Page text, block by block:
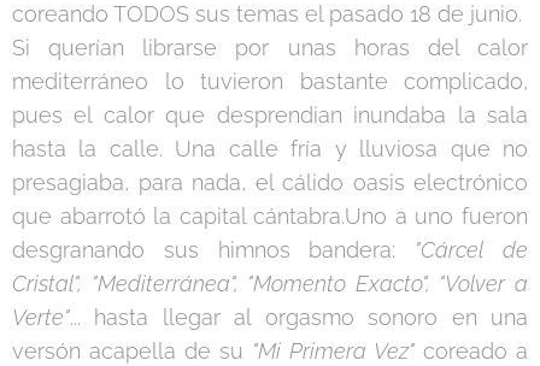
coreando TODOS sus temas el pasado 18 de junio.
Si querían librarse por unas horas del calor
mediterráneo lo tuvieron bastante complicado,
pues el calor que desprendian inundaba la sala
hasta la calle. Una calle fría y lluviosa que no
presagiaba, para nada, el cálido oasis electrónico
que abarrotó la capital cántabra.Uno a uno fueron
desgranando sus himnos bandera: "Cárcel de
Cristal", "Mediterránea", "Momento Exacto", "Volver a
Verte"... hasta llegar al orgasmo sonoro en una
versón acapella de su "Mi Primera Vez" coreado a